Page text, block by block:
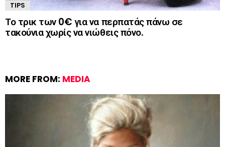
TIPS
Το τρικ των 0€ για να περπατάς πάνω σε
τακούνια χωρίς να νιώθεις πόνο.
MORE FROM: MEDIA